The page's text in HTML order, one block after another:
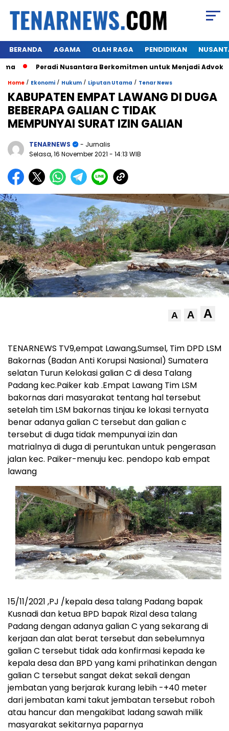
BERANDA AGAMA OLAH RAGA PENDIDIKAN
Peradi Nusantara Berkomitmen untuk Menjadi Advokat
Home / Ekonomi / Hukum / Liputan Utama / Tenar News
KABUPATEN EMPAT LAWANG DI DUGA
BEBERAPA GALIAN C TIDAK
MEMPUNYAI SURAT IZIN GALIAN
TENARNEWS
- Jurnalis
Selasa, 16 November 2021 - 14:13 WIB
A A A
TENARNEWS TV9,empat Lawang,Sumsel, Tim DPD LSM
Bakornas (Badan Anti Korupsi Nasional) Sumatera
selatan Turun Kelokasi galian C di desa Talang
Padang kec.Paiker kab .Empat Lawang Tim LSM
bakornas dari masyarakat tentang hal tersebut
setelah tim LSM bakornas tinjau ke lokasi ternyata
benar adanya galian C tersebut dan galian c
tersebut di duga tidak mempunyai izin dan
matrialnya di duga di peruntukan untuk pengerasan
jalan kec. Paiker-menuju kec. pendopo kab empat
lawang
15/11/2021 ,PJ /kepala desa talang Padang bapak
Kusnadi dan ketua BPD bapak Rizal desa talang
Padang dengan adanya galian C yang sekarang di
kerjaan dan alat berat tersebut dan sebelumnya
galian C tersebut tidak ada konfirmasi kepada ke
kepala desa dan BPD yang kami prihatinkan dengan
galian C tersebut sangat dekat sekali dengan
jembatan yang berjarak kurang lebih -+40 meter
dari jembatan kami takut jembatan tersebut roboh
atau hancur dan mengakibat ladang sawah milik
masyarakat sekitarnya paparnya